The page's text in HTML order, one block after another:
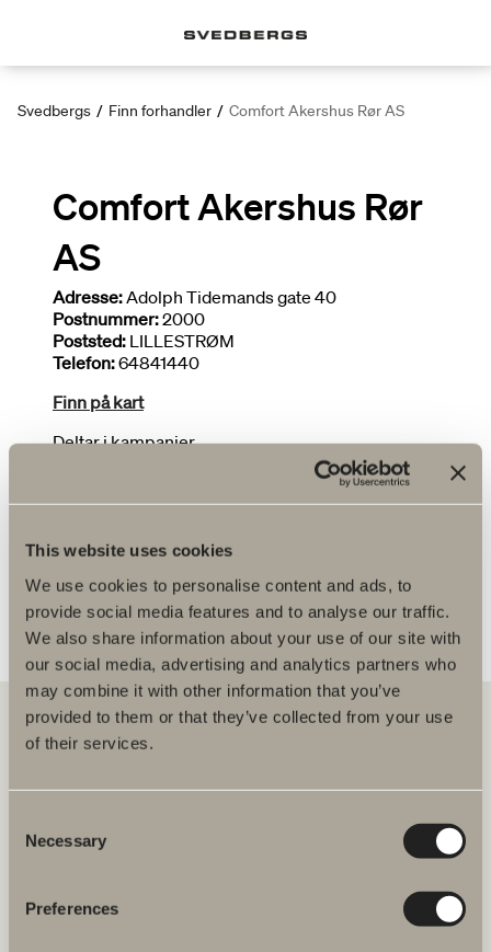
This website uses cookies
We use cookies to personalise content and ads, to
provide social media features and to analyse our traffic.
We also share information about your use of our site with
our social media, advertising and analytics partners who
may combine it with other information that you’ve
provided to them or that they’ve collected from your use
of their services.
Selection
Necessary
Preferences
Svedbergs / Finn forhandler / Comfort Akershus Rør AS
Comfort Akershus Rør
AS
Adresse:Adolph Tidemands gate 40
Postnummer:2000
Poststed: LILLESTRØM
Telefon:64841440
Finn på kart
Deltar i kampanjer
servanter og blandebatterier til dusjer, badekar, håndkletørkere og
SE 514 60 Dalstorp, Sverige